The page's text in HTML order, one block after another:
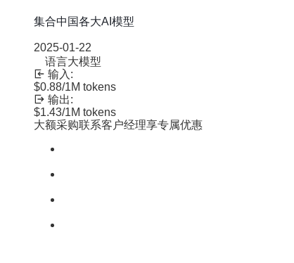
集合中国各大AI模型
2025-01-22
语言大模型
输入:
$0.88/1M tokens
输出:
$1.43/1M tokens
大额采购联系客户经理享专属优惠